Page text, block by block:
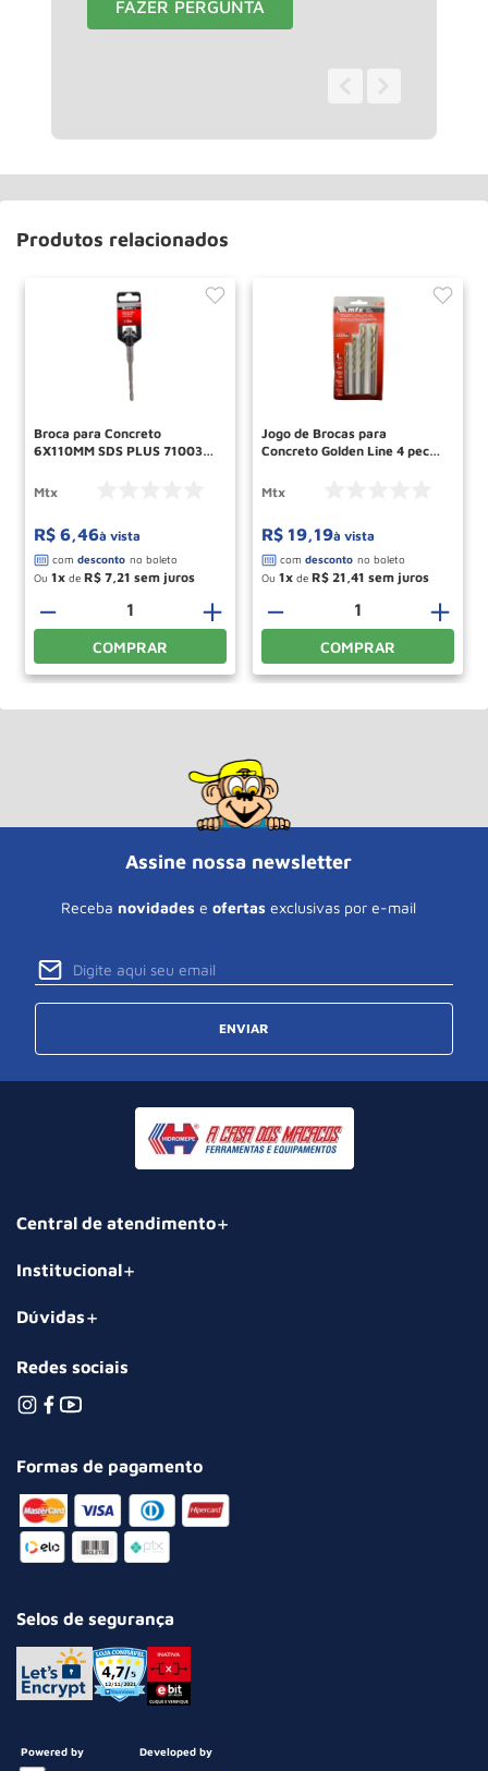
FAZER PERGUNTA
Produtos relacionados
Broca para Concreto
6X110MM SDS PLUS 7100355
Mtx
R$ 6,46à vista
Ou 1 de R$ 7 21
＋
－
COMPRAR
Jogo de Brocas para
Concreto Golden Line 4 pecas
Mtx
R$ 19,19à vista
Ou 1 de R$ 21 41
＋
－
COMPRAR
Assine nossa newsletter
Receba novidades e ofertas exclusivas por e-mail
ENVIAR
Central de atendimento
Institucional
Dúvidas
Redes sociais
Formas de pagamento
Selos de segurança
Powered by Developed by